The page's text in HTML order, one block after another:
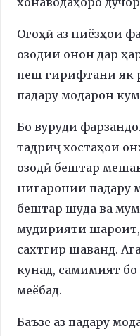
Огоҳӣ аз ниёзҳои
озодии онон дар
пеш гирифтани як
падару модарон
Бо вуруди
тадриҷ хостаҳои
озодӣ бештар
нигаронии падару
бештар шуда ва
мудирияти
сахтгир шаванд.
кунад, самимият
меёбад.
Баъзе аз падару